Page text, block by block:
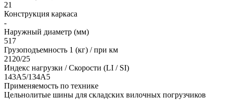
21
Конструкция каркаса
-
Наружный диаметр (мм)
517
Грузоподъемность 1 (кг) / при км
2120/25
Индекс нагрузки / Скорости (LI / SI)
143A5/134A5
Применяемость по технике
Цельнолитые шины для складских вилочных погрузчиков